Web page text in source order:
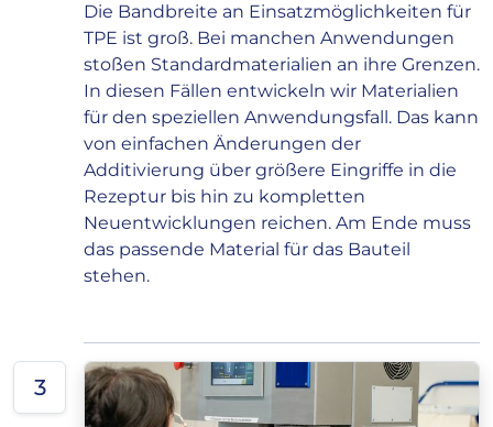
Die Bandbreite an Einsatzmöglichkeiten für
TPE ist groß. Bei manchen Anwendungen
stoßen Standardmaterialien an ihre Grenzen.
In diesen Fällen entwickeln wir Materialien
für den speziellen Anwendungsfall. Das kann
von einfachen Änderungen der
Additivierung über größere Eingriffe in die
Rezeptur bis hin zu kompletten
Neuentwicklungen reichen. Am Ende muss
das passende Material für das Bauteil
stehen.
3